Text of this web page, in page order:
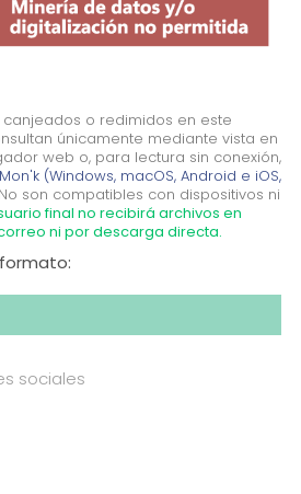
canjeados o redimidos en este
únicamente mediante vista en
web o, para lectura sin conexión,
Mon'k (Windows, macOS, Android e iOS,
No son compatibles con dispositivos ni
final no recibirá archivos en
correo ni por descarga directa.
sociales